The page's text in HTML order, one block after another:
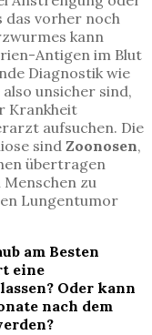
das vorher noch
kann
Antigen im Blut
Diagnostik wie
unsicher sind,
Krankheit
aufsuchen. Die
sind Zoonosen,
übertragen
zu
Lungentumor
am Besten
eine
Oder kann
nach dem